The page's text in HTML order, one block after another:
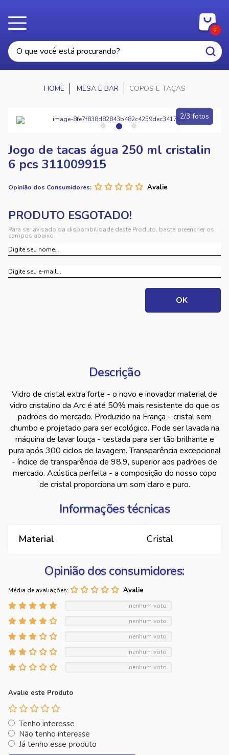
0
MESA E BAR COPOS E TAÇAS
2/3 fotos
Jogo de tacas água 250 ml cristalin
6 pcs 311009915
Opinião dos Consumidores:
Para ser avisado da disponibilidade deste Produto, basta preencher os
campos abaixo.
Descrição
Vidro de cristal extra forte - o novo e inovador material de
vidro cristalino da Arc é até 50% mais resistente do que os
padrões do mercado. Produzido na França - cristal sem
chumbo e projetado para ser ecológico. Pode ser lavada na
máquina de lavar louça - testada para ser tão brilhante e
pura após 300 ciclos de lavagem. Transparência excepcional
- índice de transparência de 98,9, superior aos padrões de
mercado. Acústica perfeita - a composição do nosso copo
de cristal proporciona um som claro e puro.
Informações técnicas
Material Cristal
Opinião dos consumidores:
Média de avaliações:
nenhum voto
nenhum voto
nenhum voto
nenhum voto
nenhum voto
Avalie este Produto
Tenho interesse
Não tenho interesse
Já tenho esse produto